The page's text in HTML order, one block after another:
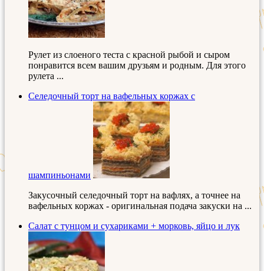
Рулет из слоеного теста с красной рыбой и сыром
понравится всем вашим друзьям и родным. Для этого
рулета ...
Селедочный торт на вафельных коржах с
шампиньонами
Закусочный селедочный торт на вафлях, а точнее на
вафельных коржах - оригинальная подача закуски на ...
Салат с тунцом и сухариками + морковь, яйцо и лук